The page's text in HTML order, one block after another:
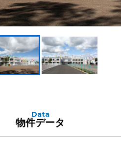
Data
物件データ